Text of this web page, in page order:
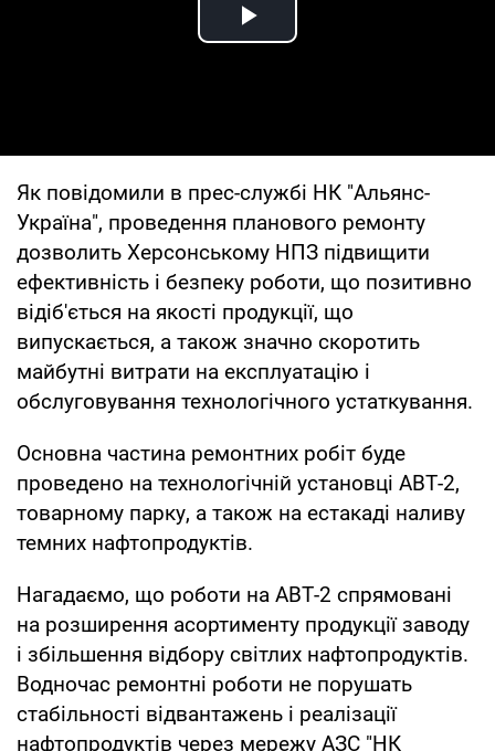
Play Video
Як повідомили в прес-службі НК "Альянс-
Україна", проведення планового ремонту
дозволить Херсонському НПЗ підвищити
ефективність і безпеку роботи, що позитивно
відіб'ється на якості продукції, що
випускається, а також значно скоротить
майбутні витрати на експлуатацію і
обслуговування технологічного устаткування.
Основна частина ремонтних робіт буде
проведено на технологічній установці АВТ-2,
товарному парку, а також на естакаді наливу
темних нафтопродуктів.
Нагадаємо, що роботи на АВТ-2 спрямовані
на розширення асортименту продукції заводу
і збільшення відбору світлих нафтопродуктів.
Водночас ремонтні роботи не порушать
стабільності відвантажень і реалізації
нафтопродуктів через мережу АЗС "НК